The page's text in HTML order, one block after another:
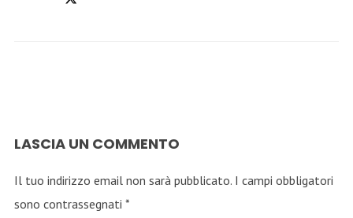
LASCIA UN COMMENTO
Il tuo indirizzo email non sarà pubblicato. I campi obbligatori
sono contrassegnati *